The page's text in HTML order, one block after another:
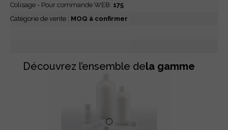
Colisage - Pour commande WEB: 175
Catégorie de vente : MOQ à confirmer
Découvrez l’ensemble dela gamme